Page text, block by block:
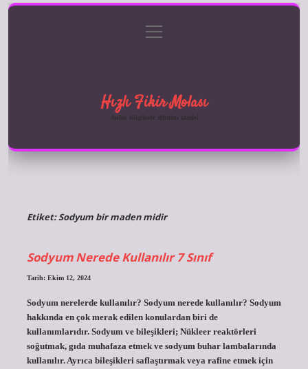
Gizlilik Politikası
menüyü
aç
Hızlı Fikir Molası
Anlık bilgilerle zihnini tazele!
Etiket:Sodyum bir maden midir
Sodyum Nerede Kullanılır 7 Sınıf
Tarih: Ekim 12, 2024
Sodyum nerelerde kullanılır? Sodyum nerede kullanılır? Sodyum
hakkında en çok merak edilen konulardan biri de
kullanımlarıdır. Sodyum ve bileşikleri; Nükleer reaktörleri
soğutmak, gıda muhafaza etmek ve sodyum buhar lambalarında
kullanılır. Ayrıca bileşikleri saflaştırmak veya rafine etmek için